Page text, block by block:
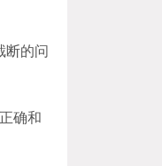
的问
确和